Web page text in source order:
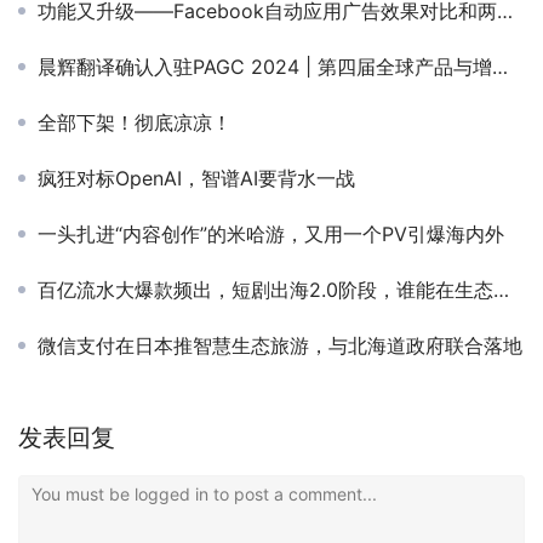
功能又升级——Facebook自动应用广告效果对比和两大全新功能！
晨辉翻译确认入驻PAGC 2024 | 第四届全球产品与增长展会！
全部下架！彻底凉凉！
疯狂对标OpenAI，智谱AI要背水一战
一头扎进“内容创作”的米哈游，又用一个PV引爆海内外
百亿流水大爆款频出，短剧出海2.0阶段，谁能在生态链条上多分蛋糕？
微信支付在日本推智慧生态旅游，与北海道政府联合落地
发表回复
You must be logged in to post a comment...